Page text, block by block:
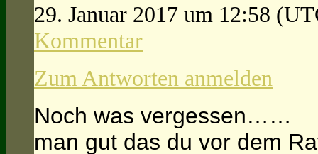
29. Januar 2017 um 12:58
Kommentar
Zum Antworten anmelden
Noch was vergessen……
man gut das du vor dem